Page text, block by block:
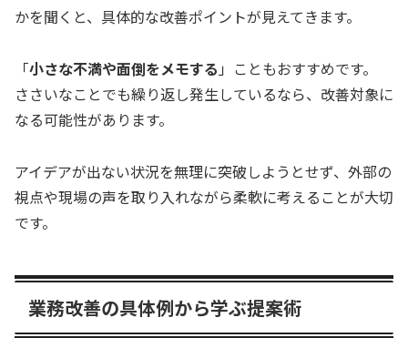
かを聞くと、具体的な改善ポイントが見えてきます。
「小さな不満や面倒をメモする 」こともおすすめです。
ささいなことでも繰り返し発生しているなら、改善対象に
なる可能性があります。
アイデアが出ない状況を無理に突破しようとせず、外部の
視点や現場の声を取り入れながら柔軟に考えることが大切
です。
業務改善の具体例から学ぶ提案術